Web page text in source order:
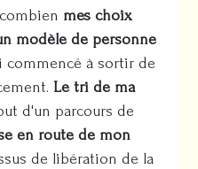
mes choix
modèle de personne
commencé à sortir de
Le tri de ma
d'un parcours de
en route de mon
de libération de la